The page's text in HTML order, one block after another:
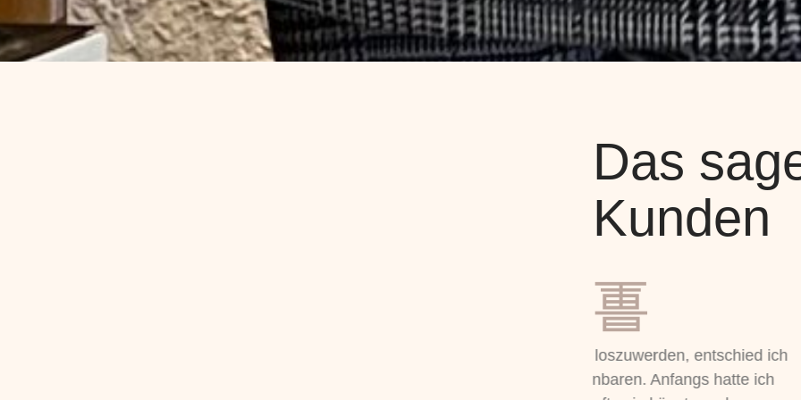
Das
Kunden
Aufgrund meiner sehr
neigt, bin ich äußerst